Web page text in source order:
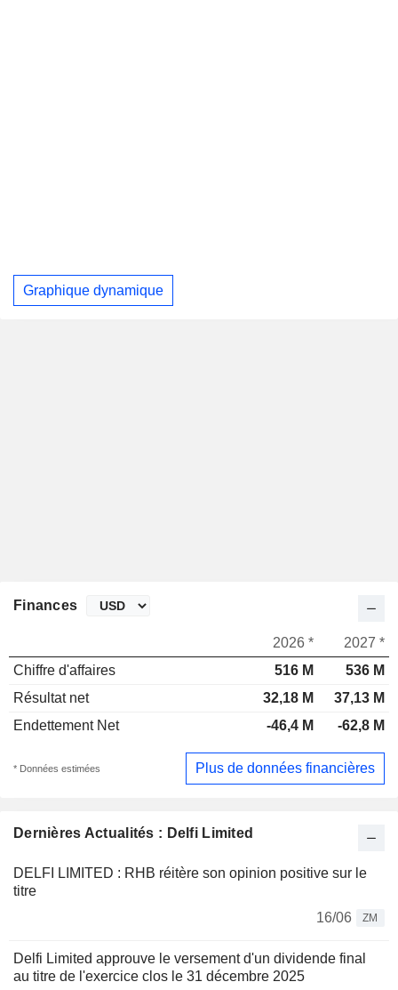
Graphique dynamique
Dernières Actualités : Delfi Limited
DELFI LIMITED : RHB réitère son opinion positive sur le
titre
16/06
ZM
Delfi Limited approuve le versement d'un dividende final
au titre de l'exercice clos le 31 décembre 2025
Finances
2026 *
2027 *
Chiffre d'affaires
516 M
536 M
Résultat net
32,18 M
37,13 M
Endettement Net
-46,4 M -62,8 M
* Données estimées Plus de données financières